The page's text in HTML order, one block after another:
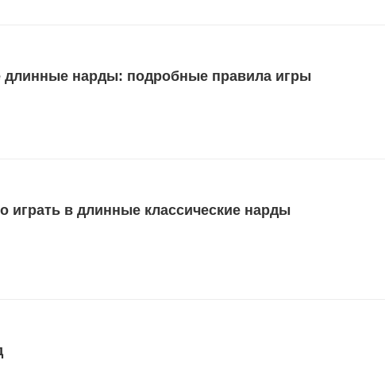
длинные нарды: подробные правила игры
играть в длинные классические нарды